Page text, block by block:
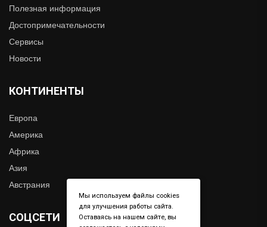
Полезная информация
Достопримечательности
Сервисы
Новости
КОНТИНЕНТЫ
Европа
Америка
Африка
Азия
Австрания
СОЦСЕТИ
Мы используем файлы cookies
для улучшения работы сайта.
Оставаясь на нашем сайте, вы